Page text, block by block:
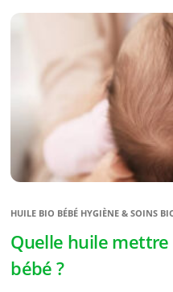
HUILE BIO BÉBÉ HYGIÈNE & SOINS
Quelle huile mettre
bébé ?